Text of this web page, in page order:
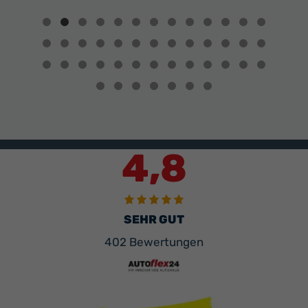
von
Alfa
Romeo
anzeigen
4,8
SEHR GUT
402 Bewertungen